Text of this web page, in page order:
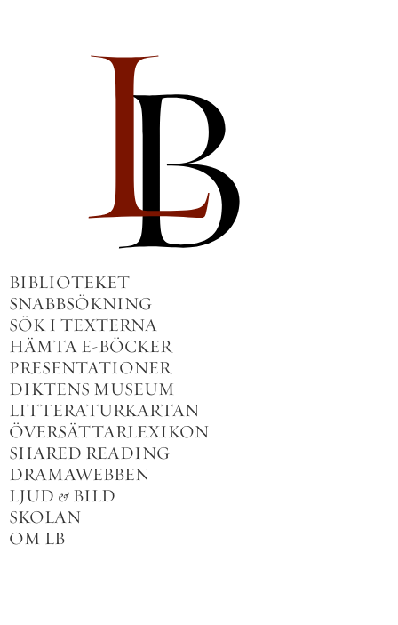
BIBLIOTEKET
SNABBSÖKNING
SÖK I TEXTERNA
HÄMTA E-BÖCKER
PRESENTATIONER
DIKTENS MUSEUM
LITTERATURKARTAN
ÖVERSÄTTARLEXIKON
SHARED READING
DRAMAWEBBEN
LJUD & BILD
SKOLAN
OM LB